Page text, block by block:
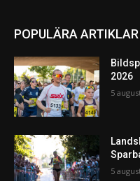
POPULÄRA ARTIKLAR
2026
5
5